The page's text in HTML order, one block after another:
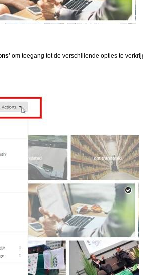
’ om toegang tot de verschillende opties te